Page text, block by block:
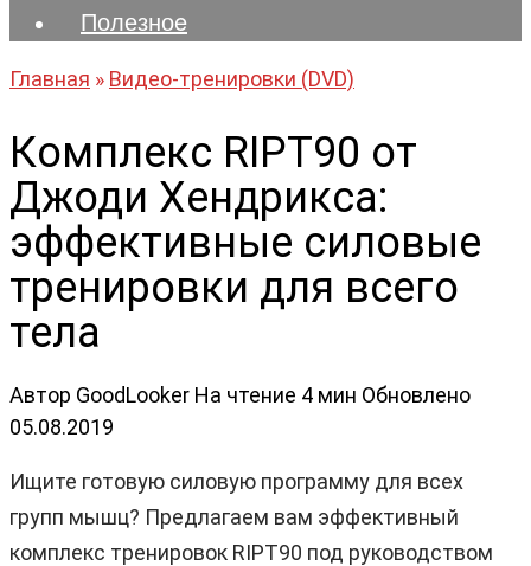
Полезноe
Главная » Видео-тренировки (DVD)
Комплекс RIPT90 от
Джоди Хендрикса:
эффективные силовые
тренировки для всего
тела
Автор GoodLooker На чтение 4 мин Обновлено
05.08.2019
Ищите готовую силовую программу для всех
групп мышц? Предлагаем вам эффективный
комплекс тренировок RIPT90 под руководством